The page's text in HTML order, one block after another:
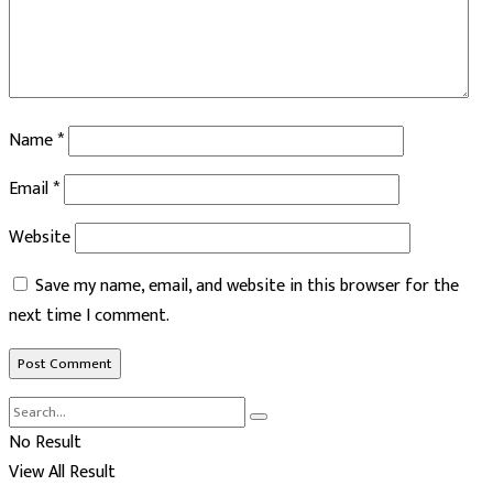
Name*
Email*
Website
Save my name, email, and website in this browser for the
next time I comment.
No Result
View All Result